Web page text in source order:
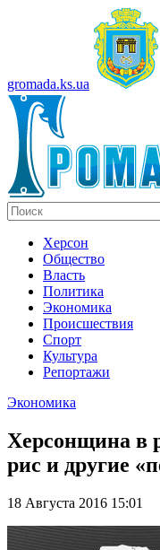
gromada.ks.ua
Херсон
Общество
Власть
Политика
Экономика
Происшествия
Спорт
Культура
Репортажи
Экономика
Херсонщина в
рис и другие
18 Августа 2016 15:01